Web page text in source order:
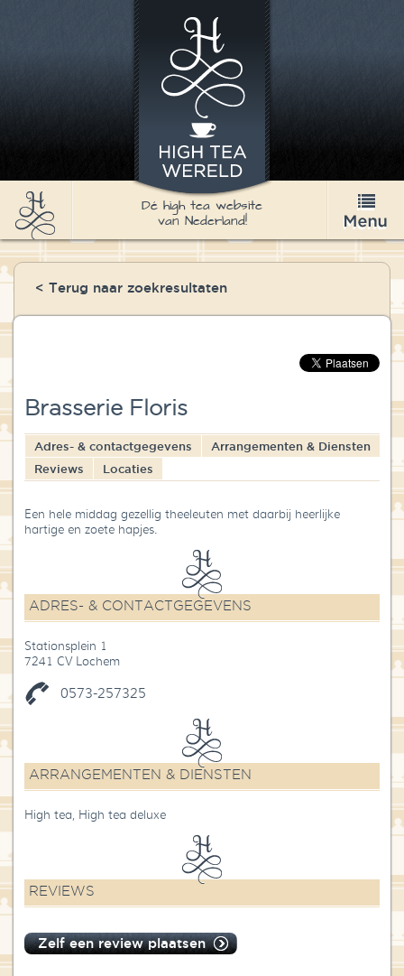
High Tea
Recepten
Over High Tea Wereld
Dé high tea website
van Nederland!
< Terug naar zoekresultaten
Brasserie Floris
Adres- & contactgegevens
Arrangementen & Diensten
Reviews
Locaties
Een hele middag gezellig theeleuten met daarbij heerlijke
hartige en zoete hapjes.
ADRES- & CONTACTGEGEVENS
Stationsplein 1
7241 CV Lochem
0573-257325
ARRANGEMENTEN & DIENSTEN
High tea, High tea deluxe
REVIEWS
Zelf een review plaatsen